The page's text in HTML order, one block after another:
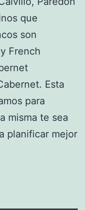
que
son
French
Esta
para
misma te sea
planificar mejor